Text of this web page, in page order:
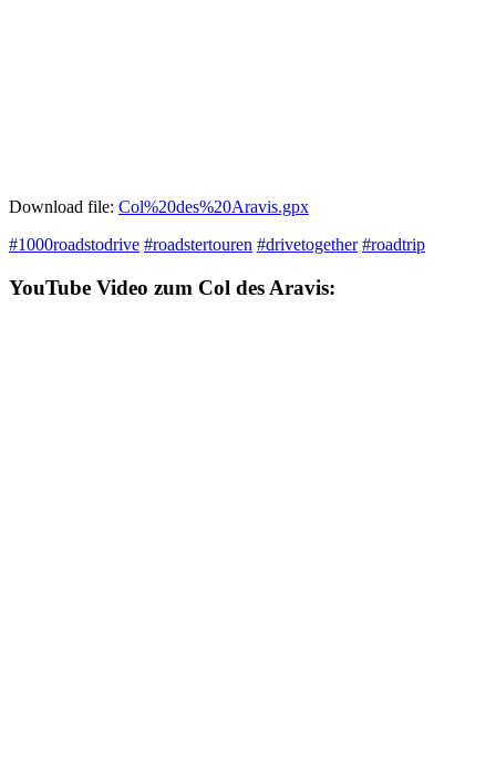
Download file: Col%20des%20Aravis.gpx
#1000roadstodrive #roadstertouren #drivetogether #roadtrip
YouTube Video zum Col des Aravis: